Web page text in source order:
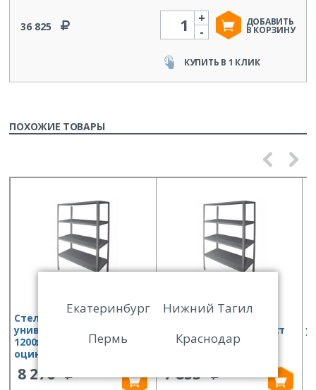
36 825
Количество
-
+ ДОБАВИТЬ
В КОРЗИНУ
КУПИТЬ В 1 КЛИК
ПОХОЖИЕ ТОВАРЫ
Стеллаж кухонный
универсальный Финист
1200х500х1800 (полки
оцинк.ст, стойки нерж.ст)
8 276
универсальный Финист
1500х400х1800 (полки
7 853
Екатеринбург
Нижний Тагил
Пермь
Краснодар